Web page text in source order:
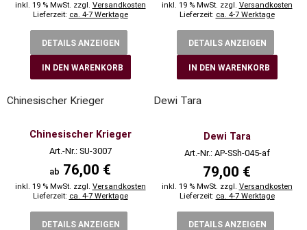
inkl. 19 % MwSt. zzgl. Versandkosten
Lieferzeit: ca. 4-7 Werktage
DETAILS ANZEIGEN
IN DEN WARENKORB
inkl. 19 % MwSt. zzgl. Versandkosten
Lieferzeit: ca. 4-7 Werktage
DETAILS ANZEIGEN
IN DEN WARENKORB
Chinesischer Krieger
Chinesischer Krieger
Art.-Nr.: SU-3007
ab 76,00 €
inkl. 19 % MwSt. zzgl. Versandkosten
Lieferzeit: ca. 4-7 Werktage
DETAILS ANZEIGEN
Dewi Tara
Dewi Tara
Art.-Nr.: AP-SSh-045-af
79,00 €
inkl. 19 % MwSt. zzgl. Versandkosten
Lieferzeit: ca. 4-7 Werktage
DETAILS ANZEIGEN